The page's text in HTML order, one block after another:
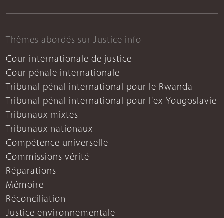
Thèmes abordés sur Justice info
Cour internationale de justice
Cour pénale internationale
Tribunal pénal international pour le Rwanda
Tribunal pénal international pour l'ex-Yougoslavie
Tribunaux mixtes
Tribunaux nationaux
Compétence universelle
Commissions vérité
Réparations
Mémoire
Réconciliation
Justice environnementale